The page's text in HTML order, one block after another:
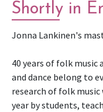
Shortly in
Jonna Lankinen's
40 years of folk music
and dance belong to
research of folk
year by students,